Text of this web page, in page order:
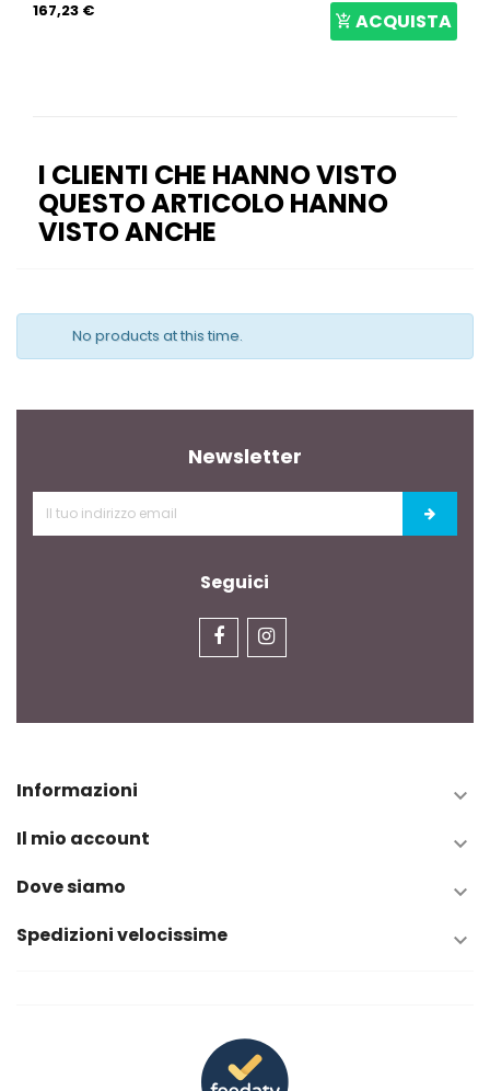
167,23 € ACQUISTA
I CLIENTI CHE HANNO VISTO
QUESTO ARTICOLO HANNO
VISTO ANCHE
No products at this time.
Newsletter
Seguici
Informazioni 
Il mio account 
Dove siamo 
Spedizioni velocissime 